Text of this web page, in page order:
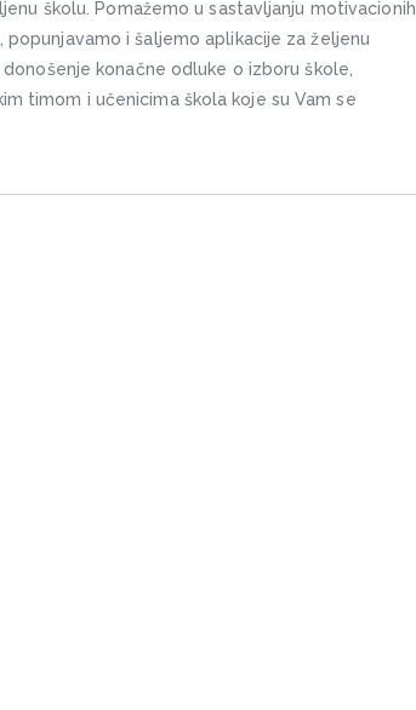
školu. Pomažemo u sastavljanju motivacionih
i šaljemo aplikacije za željenu
konačne odluke o izboru škole,
timom i učenicima škola koje su Vam se